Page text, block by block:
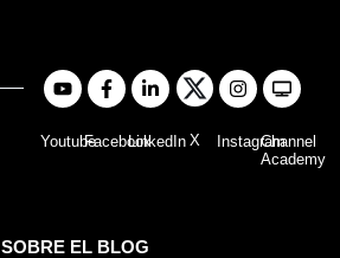
YoutubeFacebookLinkedIn X InstagramChannel
Academy
SOBRE EL BLOG